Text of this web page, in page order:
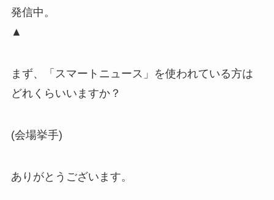
発信中。
▲
まず、「スマートニュース」を使われている方は
どれくらいいますか？
(会場挙手)
ありがとうございます。